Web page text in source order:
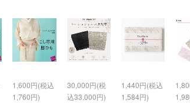
1,600円(税込
1,760円)
30,000円(税
込33,000円)
1,440円(税込
1,584円)